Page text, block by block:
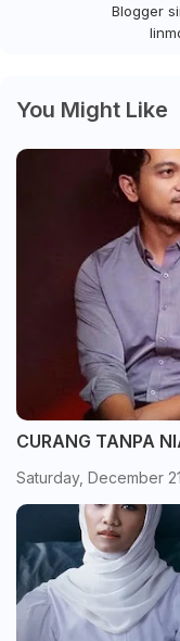
Blogger
You Might Like
CURANG TANPA
Saturday, December